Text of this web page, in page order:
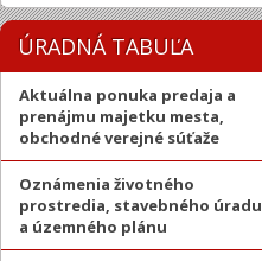
ÚRADNÁ TABUĽA
Aktuálna ponuka predaja a
prenájmu majetku mesta,
obchodné verejné súťaže
Oznámenia životného
prostredia, stavebného úradu
a územného plánu